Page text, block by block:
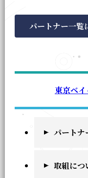
東京ベ
パートナ
取組につ
パートナー一覧